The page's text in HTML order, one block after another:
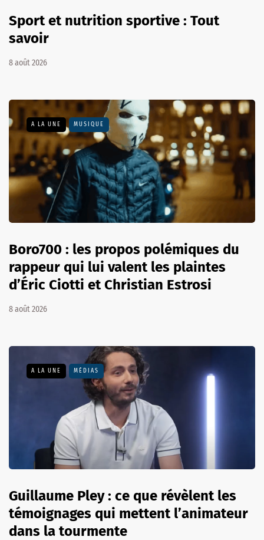
Sport et nutrition sportive : Tout
savoir
8 août 2026
A LA UNE MUSIQUE
Boro700 : les propos polémiques du
rappeur qui lui valent les plaintes
d’Éric Ciotti et Christian Estrosi
8 août 2026
A LA UNE MÉDIAS
Guillaume Pley : ce que révèlent les
témoignages qui mettent l’animateur
dans la tourmente